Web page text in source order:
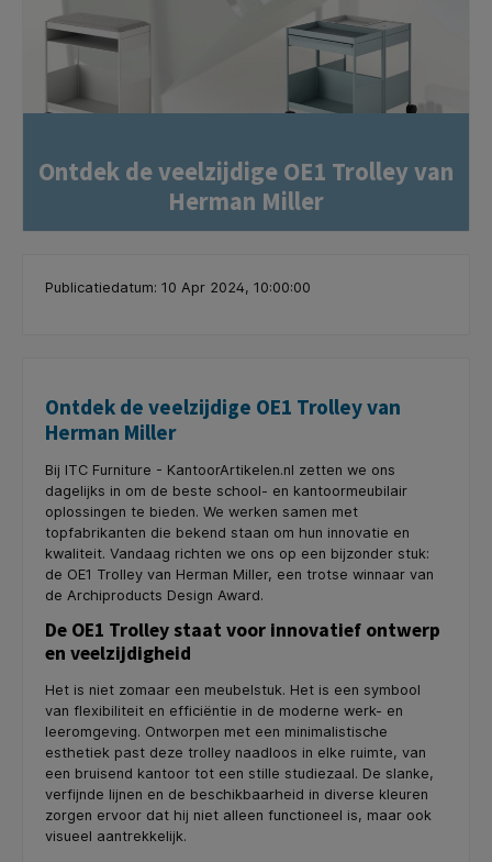
Ontdek de veelzijdige OE1 Trolley van
Herman Miller
Publicatiedatum: 10 Apr 2024, 10:00:00
Ontdek de veelzijdige OE1 Trolley van
Herman Miller
Bij ITC Furniture - KantoorArtikelen.nl zetten we ons
dagelijks in om de beste school- en kantoormeubilair
oplossingen te bieden. We werken samen met
topfabrikanten die bekend staan om hun innovatie en
kwaliteit. Vandaag richten we ons op een bijzonder stuk:
de OE1 Trolley van Herman Miller, een trotse winnaar van
de Archiproducts Design Award.
De OE1 Trolley staat voor innovatief ontwerp
en veelzijdigheid
Het is niet zomaar een meubelstuk. Het is een symbool
van flexibiliteit en efficiëntie in de moderne werk- en
leeromgeving. Ontworpen met een minimalistische
esthetiek past deze trolley naadloos in elke ruimte, van
een bruisend kantoor tot een stille studiezaal. De slanke,
verfijnde lijnen en de beschikbaarheid in diverse kleuren
zorgen ervoor dat hij niet alleen functioneel is, maar ook
visueel aantrekkelijk.